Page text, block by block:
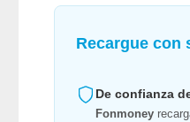
Recargue con
De confianza
Fonmoney